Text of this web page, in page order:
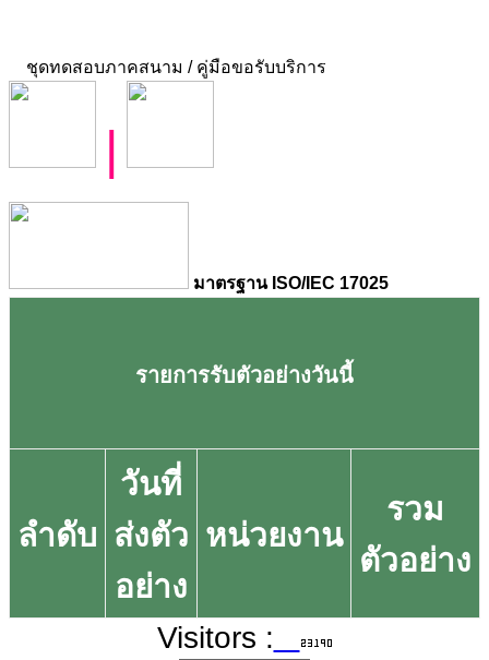
ชุดทดสอบภาคสนาม / คู่มือขอรับบริการ
มาตรฐาน ISO/IEC 17025
รายการรับตัวอย่างวันนี้
ลำดับ
วันที่
ส่งตัว
อย่าง
หน่วยงาน
รวม
ตัวอย่าง
Visitors :